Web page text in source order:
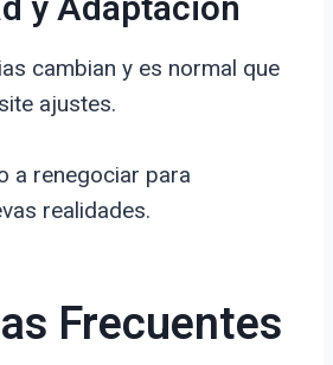
cambian y es normal que
ajustes.
a renegociar para
realidades.
Frecuentes